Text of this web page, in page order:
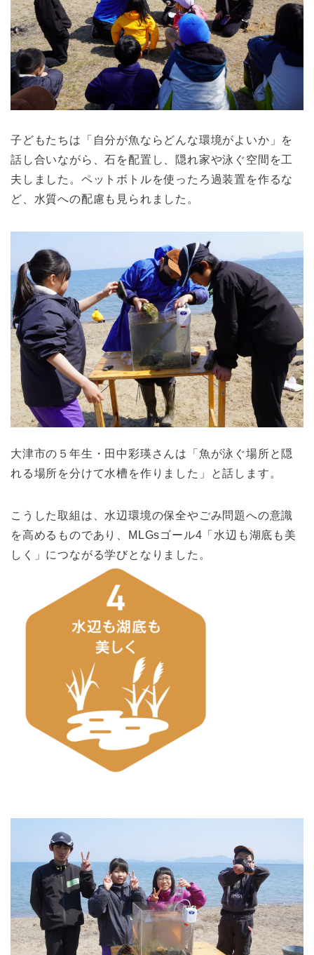
子どもたちは「自分が魚ならどんな環境がよいか」を
話し合いながら、石を配置し、隠れ家や泳ぐ空間を工
夫しました。ペットボトルを使ったろ過装置を作るな
ど、水質への配慮も見られました。
大津市の５年生・田中彩瑛さんは「魚が泳ぐ場所と隠
れる場所を分けて水槽を作りました」と話します。
こうした取組は、水辺環境の保全やごみ問題への意識
を高めるものであり、MLGsゴール4「水辺も湖底も美
しく」につながる学びとなりました。